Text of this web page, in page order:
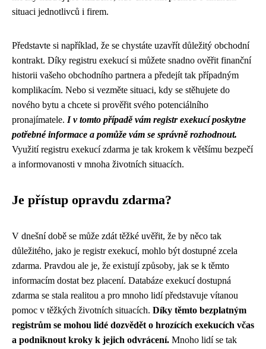
situaci jednotlivců i firem.
Představte si například, že se chystáte uzavřít důležitý obchodní
kontrakt. Díky registru exekucí si můžete snadno ověřit finanční
historii vašeho obchodního partnera a předejít tak případným
komplikacím. Nebo si vezměte situaci, kdy se stěhujete do
nového bytu a chcete si prověřit svého potenciálního
pronajímatele. I v tomto případě vám registr exekucí poskytne
potřebné informace a pomůže vám se správně rozhodnout.
Využití registru exekucí zdarma je tak krokem k většímu bezpečí
a informovanosti v mnoha životních situacích.
Je přístup opravdu zdarma?
V dnešní době se může zdát těžké uvěřit, že by něco tak
důležitého, jako je registr exekucí, mohlo být dostupné zcela
zdarma. Pravdou ale je, že existují způsoby, jak se k těmto
informacím dostat bez placení. Databáze exekucí dostupná
zdarma se stala realitou a pro mnoho lidí představuje vítanou
pomoc v těžkých životních situacích. Díky těmto bezplatným
registrům se mohou lidé dozvědět o hrozících exekucích včas
a podniknout kroky k jejich odvrácení. Mnoho lidí se tak